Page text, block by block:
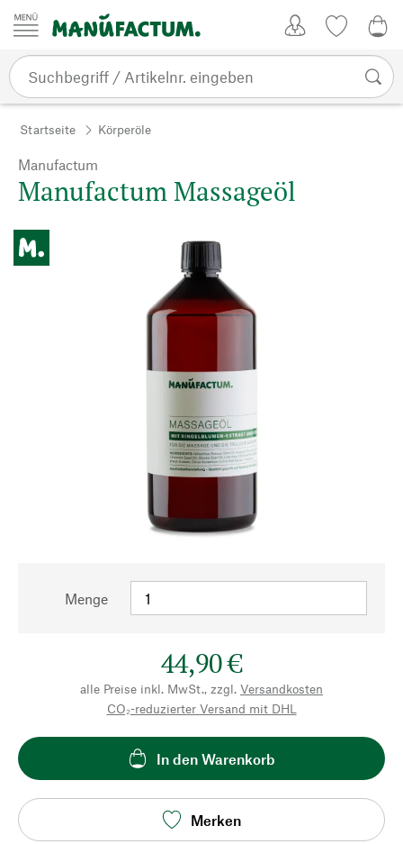
Zum Inhalt springen
Startseite Körperöle
Manufactum
Manufactum Massageöl
Menge
44,90 €
alle Preise inkl. MwSt., zzgl. Versandkosten
CO₂-reduzierter Versand mit DHL
In den Warenkorb
Merken